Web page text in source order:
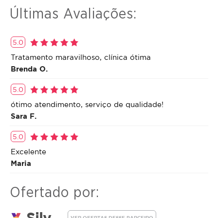
luminosidade da pele.
pele.
Últimas Avaliações:
5.0
Tratamento maravilhoso, clínica ótima
Brenda O.
5.0
ótimo atendimento, serviço de qualidade!
Sara F.
5.0
Excelente
Maria
Ofertado por: